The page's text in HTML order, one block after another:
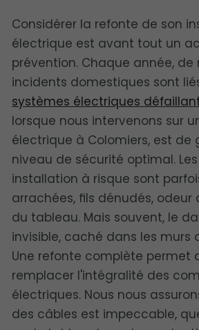
Considérer la refonte de son
électrique est avant tout un
prévention. Chaque année, de
incidents domestiques sont
systèmes électriques
lorsque nous intervenons sur
électrique à Colomiers, est de
niveau de sécurité optimal.
installation à risque sont
arrachées, fils dénudés, odeur
du tableau. Mais souvent, le
invisible, caché dans les murs
Une refonte complète permet
remplacer l'intégralité des
électriques. Nous nous
des câbles est impeccable,